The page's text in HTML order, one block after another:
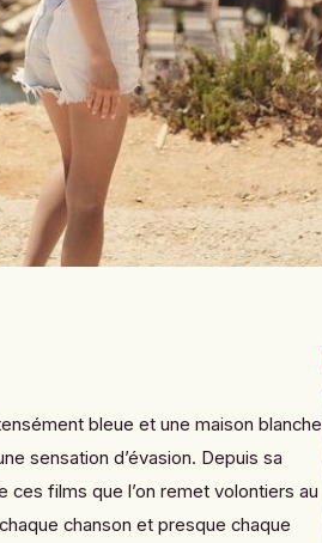
bleue et une maison blanche
sensation d’évasion. Depuis sa
ces films que l’on remet volontiers au
chanson et presque chaque